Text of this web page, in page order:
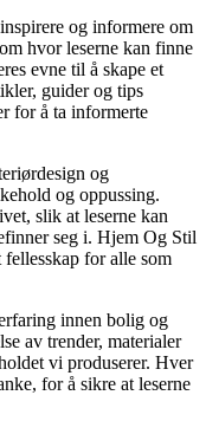
og informere om
hvor leserne kan finne
evne til å skape et
guider og tips
for å ta informerte
og
og oppussing.
slik at leserne kan
seg i. Hjem Og Stil
for alle som
innen bolig og
av trender, materialer
vi produserer. Hver
for å sikre at leserne